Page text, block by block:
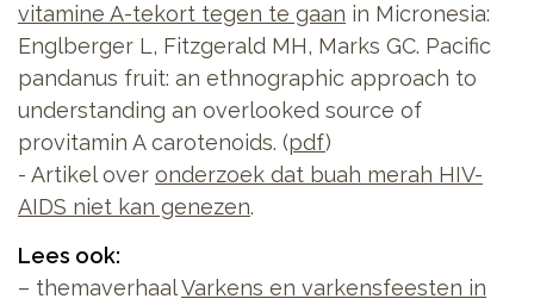
vitamine A-tekort tegen te gaan in Micronesia:
Englberger L, Fitzgerald MH, Marks GC. Pacific
pandanus fruit: an ethnographic approach to
understanding an overlooked source of
provitamin A carotenoids. (pdf)
- Artikel over onderzoek dat buah merah HIV-
AIDS niet kan genezen.
Lees ook:
– themaverhaalVarkens en varkensfeesten in